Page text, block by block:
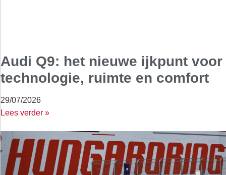
Audi Q9: het nieuwe ijkpunt voor
technologie, ruimte en comfort
29/07/2026
Lees verder »